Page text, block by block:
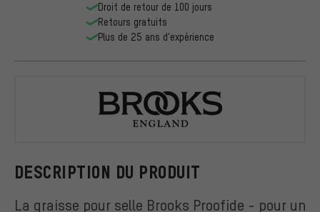
DESCRIPTION DU PRODUIT
La graisse pour selle Brooks Proofide - pour un
Droit de retour de 100 jours
Retours gratuits
Plus de 25 ans d'expérience